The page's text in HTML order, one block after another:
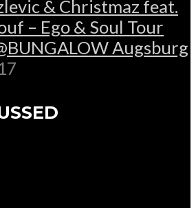
& Christmaz feat.
– Ego & Soul Tour
Augsburg